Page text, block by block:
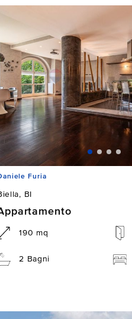
Furia
BI
190 mq
2 Bagni